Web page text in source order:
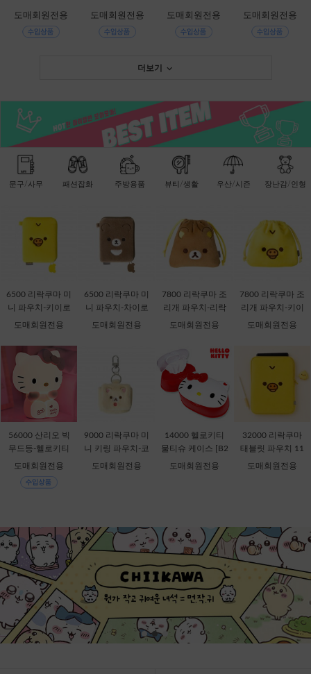
9]
도매회원전용
805]
도매회원전용
245]
도매회원전용
31221]
도매회원전용
더보기
문구/사무 패션잡화 주방용품 뷰티/생활 우산/시즌 장난감/인형
6500 리락쿠마 미
니 파우치-키이로
이토리 [C2-06871
도매회원전용
6500 리락쿠마 미
니 파우치-차이로
이코구마 [C2-068
도매회원전용
7800 리락쿠마 조
리개 파우치-리락
쿠마 [C2-068735]
도매회원전용
7800 리락쿠마 조
리개 파우치-키이
로이토리 [C2-068
도매회원전용
56000 산리오 빅
무드등-헬로키티
[C1-315167]
도매회원전용
9000 리락쿠마 미
니 키링 파우치-코
리락쿠마 [C2-069
도매회원전용
14000 헬로키티
물티슈 케이스 [B2
-378816]
도매회원전용
32000 리락쿠마
태블릿 파우치 11
인치-키이로이토
도매회원전용